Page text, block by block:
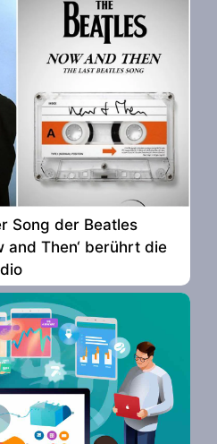
Song der Beatles
and Then‘ berührt die